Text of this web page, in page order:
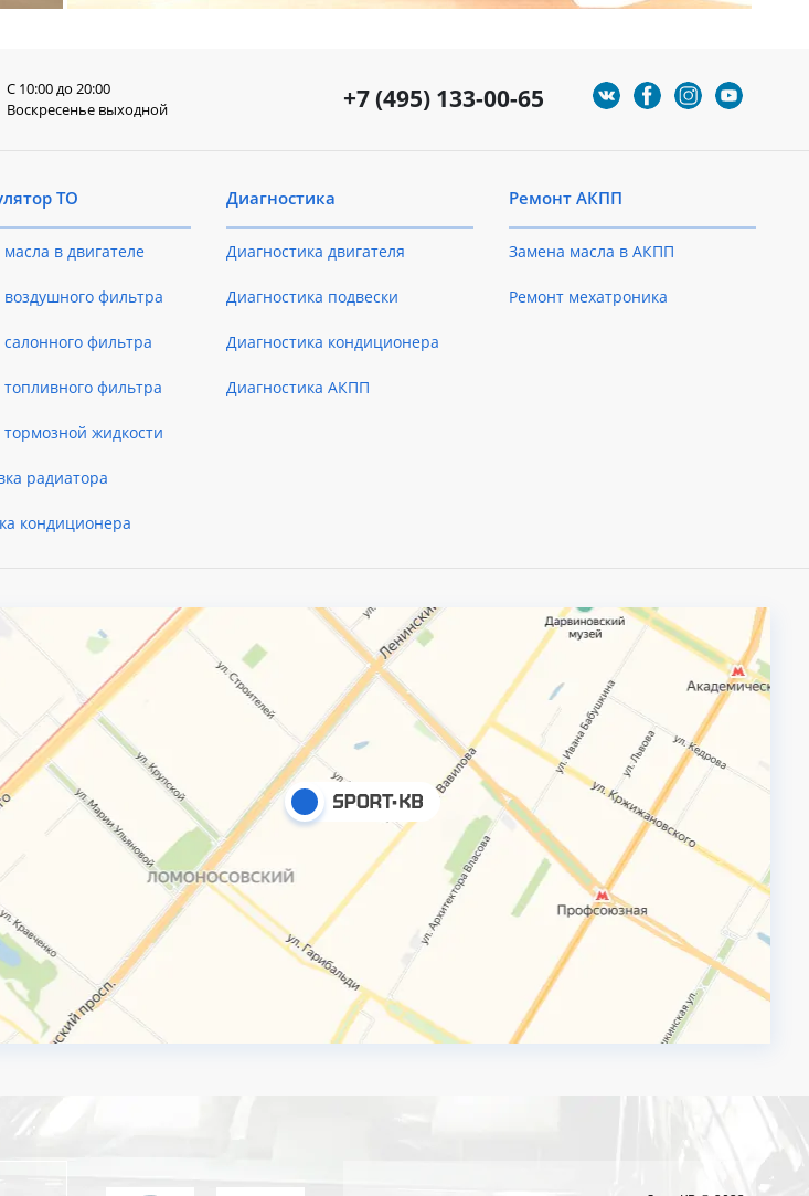
+7 (495) 133-00-65
С 10:00 до 20:00
Воскресенье выходной
ТО
в двигателе
фильтра
фильтра
фильтра
жидкости
радиатора
кондиционера
Диагностика
Диагностика двигателя
Диагностика подвески
Диагностика кондиционера
Диагностика АКПП
Ремонт АКПП
Замена масла в АКПП
Ремонт мехатроника